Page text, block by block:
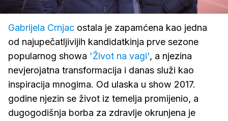
Upali
zvuk
/
Gabrijela Crnjac ostala je zapamćena kao jedna
od najupečatljivijih kandidatkinja prve sezone
popularnog showa 'Život na vagi', a njezina
nevjerojatna transformacija i danas služi kao
inspiracija mnogima. Od ulaska u show 2017.
godine njezin se život iz temelja promijenio, a
dugogodišnja borba za zdravlje okrunjena je